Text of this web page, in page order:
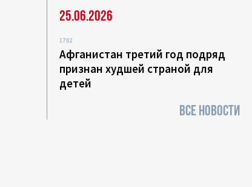
25.06.2026
17:02
Афганистан третий год подряд
признан худшей страной для
детей
ВСЕ НОВОСТИ